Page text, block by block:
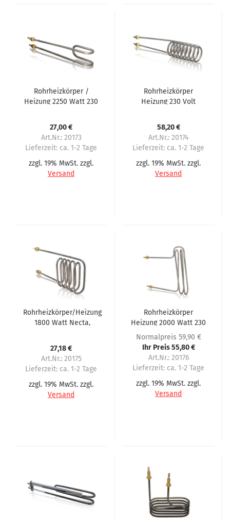
Rohrheizkörper /
Heizung 2250 Watt 230
27,00 €
Art.Nr.: 20173
Lieferzeit: ca. 1-2 Tage
zzgl. 19% MwSt. zzgl.
Versand
Rohrheizkörper
Heizung 230 Volt
Kikko
58,20 €
Art.Nr.: 20174
Lieferzeit: ca. 1-2 Tage
zzgl. 19% MwSt. zzgl.
Versand
Rohrheizkörper/Heizung
1800 Watt Necta,
27,18 €
Art.Nr.: 20175
Lieferzeit: ca. 1-2 Tage
zzgl. 19% MwSt. zzgl.
Versand
Rohrheizkörper
Heizung 2000 Watt 230
Volt passend für
Necta, N&W, Zanussi
Zenith
Normalpreis 59,90 €
Ihr Preis 55,80 €
Art.Nr.: 20176
Lieferzeit: ca. 1-2 Tage
zzgl. 19% MwSt. zzgl.
Versand